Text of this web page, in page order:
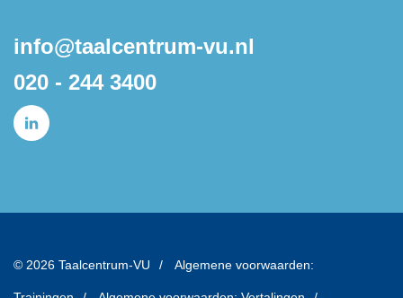
info@taalcentrum-vu.nl
020 - 244 3400
© 2026 Taalcentrum-VU Algemene voorwaarden: